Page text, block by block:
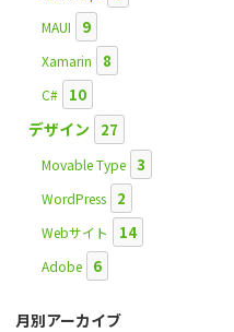
MAUI 9
Xamarin 8
C# 10
デザイン 27
Movable Type 3
WordPress 2
Webサイト 14
Adobe 6
月別アーカイブ